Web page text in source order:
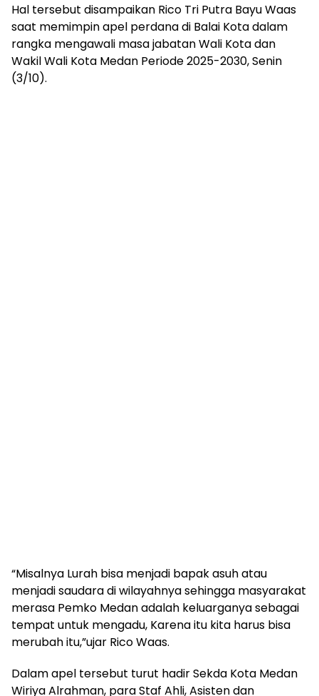
Hal tersebut disampaikan Rico Tri Putra Bayu Waas
saat memimpin apel perdana di Balai Kota dalam
rangka mengawali masa jabatan Wali Kota dan
Wakil Wali Kota Medan Periode 2025-2030, Senin
(3/10).
“Misalnya Lurah bisa menjadi bapak asuh atau
menjadi saudara di wilayahnya sehingga masyarakat
merasa Pemko Medan adalah keluarganya sebagai
tempat untuk mengadu, Karena itu kita harus bisa
merubah itu,”ujar Rico Waas.
Dalam apel tersebut turut hadir Sekda Kota Medan
Wiriya Alrahman, para Staf Ahli, Asisten dan